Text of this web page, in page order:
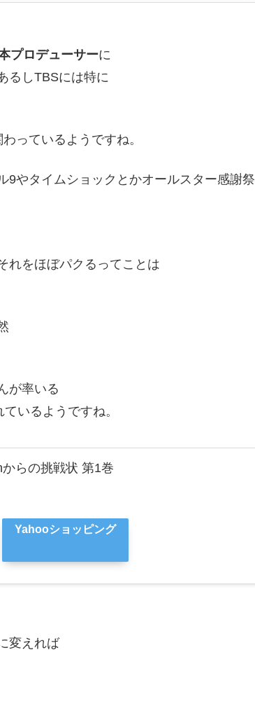
プロデューサーに
るしTBSには特に
っているようですね。
9やタイムショックとかオールスター感謝祭
れをほぼパクるってことは
が率いる
いるようですね。
らの挑戦状 第1巻
Yahooショッピング
変えれば